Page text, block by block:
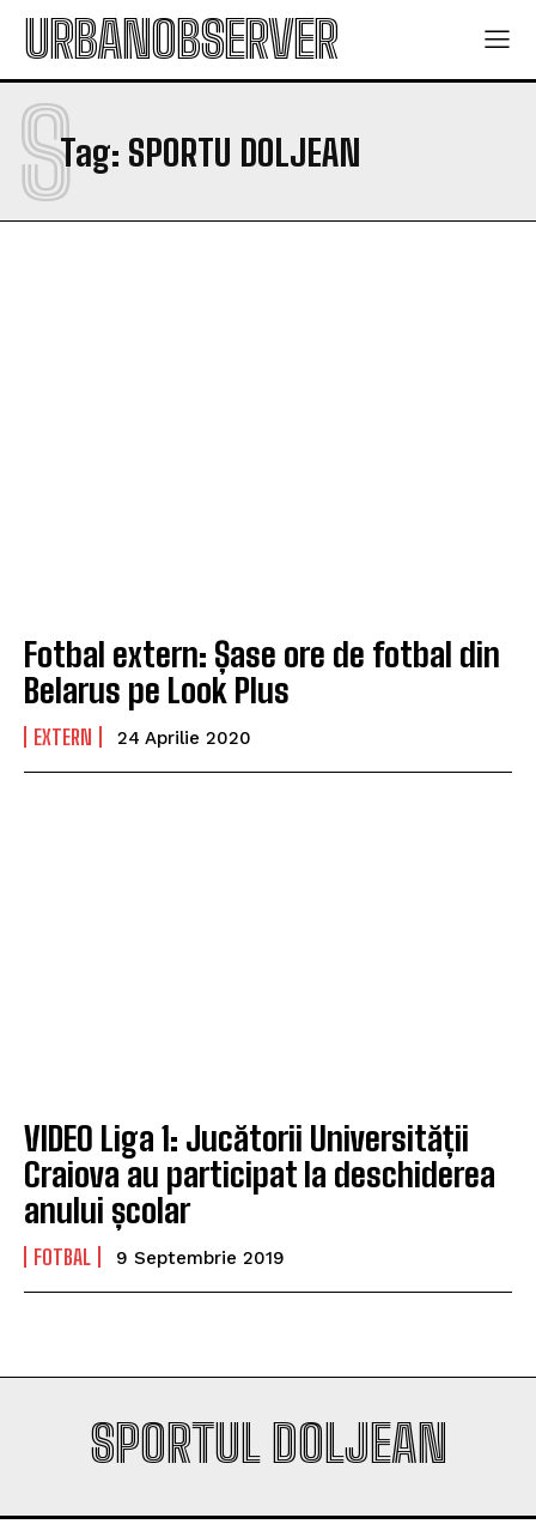
URBANOBSERVER
Tag: SPORTU DOLJEAN
S
Fotbal extern: Șase ore de fotbal din
Belarus pe Look Plus
EXTERN 24 Aprilie 2020
VIDEO Liga 1: Jucătorii Universității
Craiova au participat la deschiderea
anului școlar
FOTBAL 9 Septembrie 2019
SPORTUL DOLJEAN